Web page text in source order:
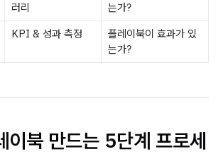
러리
는가?
KPI & 성과 측정
플레이북이 효과가 있
는가?
이북 만드는 5단계 프로세